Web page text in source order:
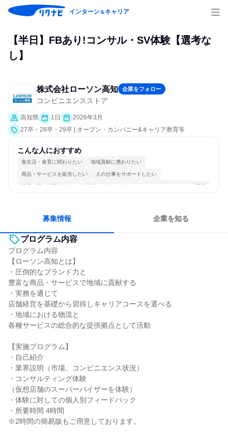
インターン＆キャリア
【半日】FBあり!コンサル・SV体験【選考な
し】
株式会社ローソン高知 企業をフォロー
コンビニエンスストア
高知県 1日
2026年3月
27卒・28卒・29卒 | オープン・カンパニー&キャリア教育等
こんな人におすすめ
食生活・食育に関わりたい 地域貢献に携わりたい
商品・サービスを販売したい 人の仕事をサポートしたい
経営に近い仕事がしたい 分析・リサーチしたい コミュニケーションが活発
募集情報 企業を知る
プログラム内容
プログラム内容
【ローソン高知とは】
・圧倒的なブランド力と
豊富な商品・サービスで地域に貢献する
・実務を通じて
店舗経営を基礎から習得しキャリアコースを選べる
・地域における物流と
各種サービスの総合的な提供拠点として活動
【実施プログラム】
・自己紹介
・業界説明（市場、コンビニエンス状況）
・コンサルティング体験
（仮想店舗のスーパーバイザーを体験）
・体験に対しての個人別フィードバック
・所要時間 4時間
※2時間の簡易版もご用意しております。